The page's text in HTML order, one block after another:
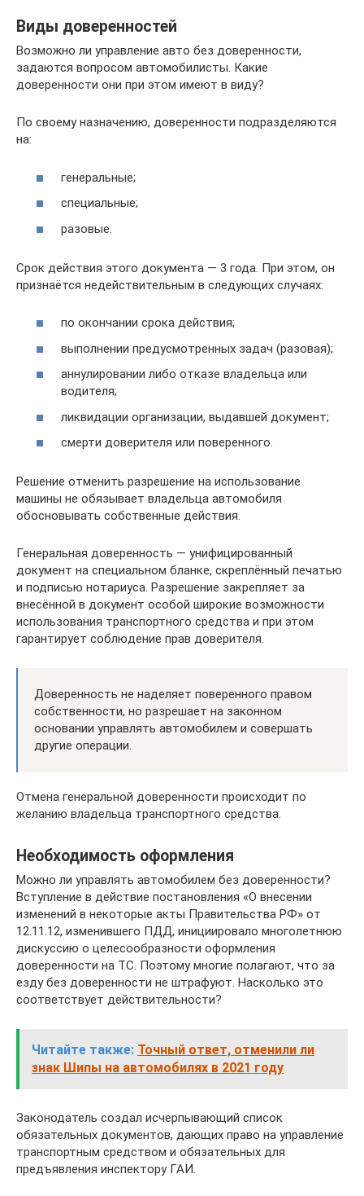
Виды доверенностей
Возможно ли управление авто без доверенности,
задаются вопросом автомобилисты. Какие
доверенности они при этом имеют в виду?
По своему назначению, доверенности подразделяются
на:
генеральные;
специальные;
разовые.
Срок действия этого документа — 3 года. При этом, он
признаётся недействительным в следующих случаях:
по окончании срока действия;
выполнении предусмотренных задач (разовая);
аннулировании либо отказе владельца или
водителя;
ликвидации организации, выдавшей документ;
смерти доверителя или поверенного.
Решение отменить разрешение на использование
машины не обязывает владельца автомобиля
обосновывать собственные действия.
Генеральная доверенность — унифицированный
документ на специальном бланке, скреплённый печатью
и подписью нотариуса. Разрешение закрепляет за
внесённой в документ особой широкие возможности
использования транспортного средства и при этом
гарантирует соблюдение прав доверителя.
Доверенность не наделяет поверенного правом
собственности, но разрешает на законном
основании управлять автомобилем и совершать
другие операции.
Отмена генеральной доверенности происходит по
желанию владельца транспортного средства.
Необходимость оформления
Можно ли управлять автомобилем без доверенности?
Вступление в действие постановления «О внесении
изменений в некоторые акты Правительства РФ» от
12.11.12, изменившего ПДД, инициировало многолетнюю
дискуссию о целесообразности оформления
доверенности на ТС. Поэтому многие полагают, что за
езду без доверенности не штрафуют. Насколько это
соответствует действительности?
Читайте также: Точный ответ, отменили ли
знак Шипы на автомобилях в 2021 году
Законодатель создал исчерпывающий список
обязательных документов, дающих право на управление
транспортным средством и обязательных для
предъявления инспектору ГАИ.